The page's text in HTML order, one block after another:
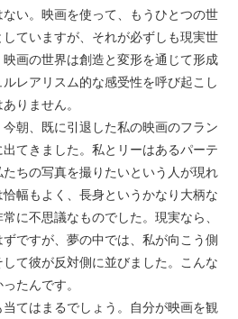
い。映画を使って、もうひとつの世
ていますが、それが必ずしも現実世
画の世界は創造と変形を通じて形成
レアリスム的な感受性を呼び起こし
りません。
朝、既に引退した私の映画のフラン
てきました。私とリーはあるパーテ
ちの写真を撮りたいという人が現れ
幅もよく、長身というかなり大柄な
に不思議なものでした。現実なら、
ですが、夢の中では、私が向こう側
て彼が反対側に並びました。こんな
たんです。
てはまるでしょう。自分が映画を観